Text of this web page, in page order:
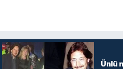
Ünlü